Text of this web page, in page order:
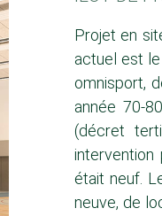
Projet en
actuel est
omnisport,
année 70-
(décret
intervention
était neuf.
neuve, de